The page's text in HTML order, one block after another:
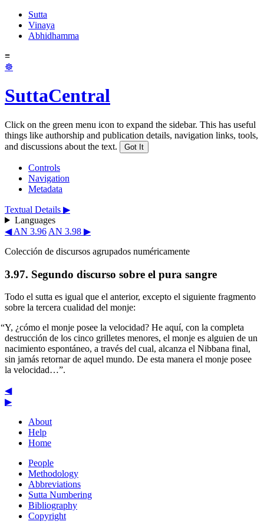
Sutta
Vinaya
Abhidhamma
≡
☸
SuttaCentral
Click on the green menu icon to expand the sidebar. This has useful
things like authorship and publication details, navigation links, tools,
and discussions about the text.
Got It
Controls
Navigation
Metadata
Textual Details ▶
Languages
◀ AN 3.96 AN 3.98 ▶
Colección de discursos agrupados numéricamente
3.97. Segundo discurso sobre el pura sangre
Todo el sutta es igual que el anterior, excepto el siguiente fragmento
sobre la tercera cualidad del monje:
“Y, ¿cómo el monje posee la velocidad? He aquí, con la completa
destrucción de los cinco grilletes menores, el monje es alguien de un
nacimiento espontáneo, a través del cual, alcanza el Nibbana final,
sin jamás retornar de aquel mundo. De esta manera el monje posee
la velocidad…”.
◀
▶
About
Help
Home
People
Methodology
Abbreviations
Sutta Numbering
Bibliography
Copyright